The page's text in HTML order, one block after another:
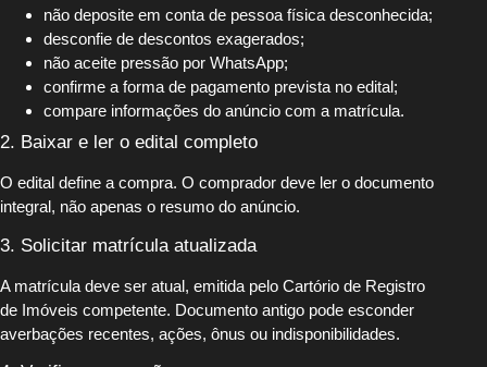
não deposite em conta de pessoa física desconhecida;
desconfie de descontos exagerados;
não aceite pressão por WhatsApp;
confirme a forma de pagamento prevista no edital;
compare informações do anúncio com a matrícula.
2. Baixar e ler o edital completo
O edital define a compra. O comprador deve ler o documento
integral, não apenas o resumo do anúncio.
3. Solicitar matrícula atualizada
A matrícula deve ser atual, emitida pelo Cartório de Registro
de Imóveis competente. Documento antigo pode esconder
averbações recentes, ações, ônus ou indisponibilidades.